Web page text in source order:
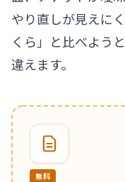
やり直しが見えに
くら」と比べよう
違えます。
無料